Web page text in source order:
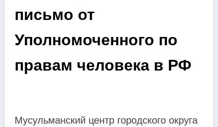
письмо от
Уполномоченного по
правам человека в РФ
Мусульманский центр городского округа